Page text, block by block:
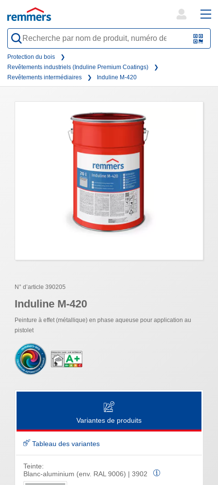
QR-
search
form
Protection du bois
Revêtements industriels (Induline Premium Coatings)
Revêtements intermédiaires
Induline M-420
N° d’article 390205
Induline M-420
Peinture à effet (métallique) en phase aqueuse pour application au
pistolet
Variantes de produits
Tableau des variantes
Teinte:
Blanc-aluminium (env. RAL 9006) | 3902